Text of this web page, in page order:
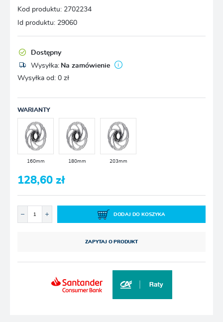
Kod produktu: 2702234
Id produktu: 29060
Dostępny
Wysyłka: Na zamówienie
Wysyłka od: 0 zł
WARIANTY
160mm 180mm 203mm
128,60 zł
DODAJ DO KOSZYKA
ZAPYTAJ O PRODUKT